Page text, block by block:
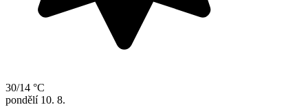
30/14 °C
pondělí 10. 8.